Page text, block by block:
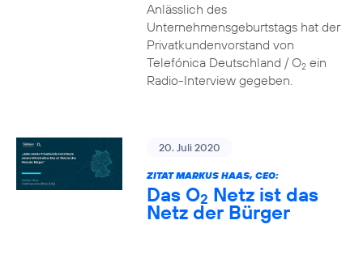
Anlässlich des
Unternehmensgeburtstags hat der
Privatkundenvorstand von
Telefónica Deutschland / O2ein
Radio-Interview gegeben.
20. Juli 2020
ZITAT MARKUS HAAS, CEO:
Das O2 Netz ist das
Netz der Bürger